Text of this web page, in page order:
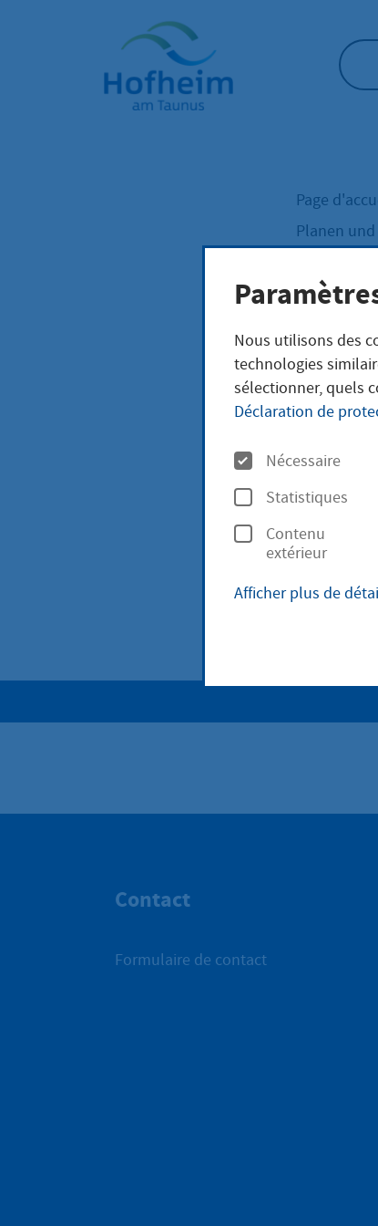
Accueil"
Page
Planen
Succès
Contact
Formulaire de contact
Nous utilisons des
technologies
sélectionner, quels
Déclaration de
O
p
t
i
o
Nécessaire
Statistiques
Contenu
extérieur
Afficher plus de